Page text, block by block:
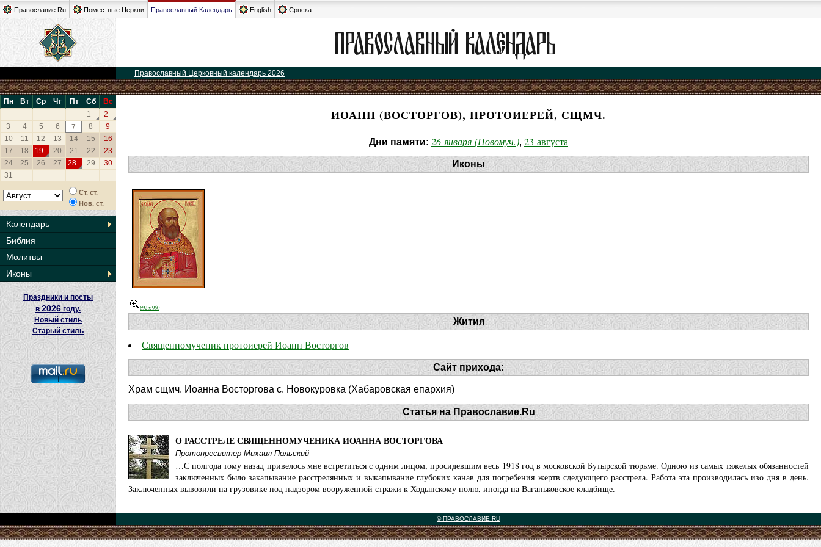
Православие.Ru Поместные Церкви Православный Календарь English Српска
Православный Церковный календарь 2026
Пн Вт Ср Чт Пт Сб
Вс
1
2
3
4 5 6 7 8
9
10
11 12 13 14 15
16
17
18 19 20 21 22
23
24
25 26 27 28 29
30
31
Ст. ст.
Нов. ст.
Календарь
Библия
Молитвы
Иконы
Праздники и посты
в2026 году.
Новый стиль
Старый стиль
ИОАНН (ВОСТОРГОВ), ПРОТОИЕРЕЙ, СЩМЧ.
Дни памяти: 26 января (Новомуч.), 23 августа
Иконы
692 x 950
Жития
Священномученик протоиерей Иоанн Восторгов
Сайт прихода:
Храм сщмч. Иоанна Восторгова с. Новокуровка (Хабаровская епархия)
Статья на Православие.Ru
О РАССТРЕЛЕ СВЯЩЕННОМУЧЕНИКА ИОАННА ВОСТОРГОВА
Протопресвитер Михаил Польский
…С полгода тому назад привелось мне встретиться с одним лицом, просидевшим весь 1918 год в московской Бутырской тюрьме. Одною из самых тяжелых обязанностей
заключенных было закапывание расстрелянных и выкапывание глубоких канав для погребения жертв сдедующего расстрела. Работа эта производилась изо дня в день.
Заключенных вывозили на грузовике под надзором вооруженной стражи к Ходынскому полю, иногда на Ваганьковское кладбище.
© ПРАВОСЛАВИЕ.RU